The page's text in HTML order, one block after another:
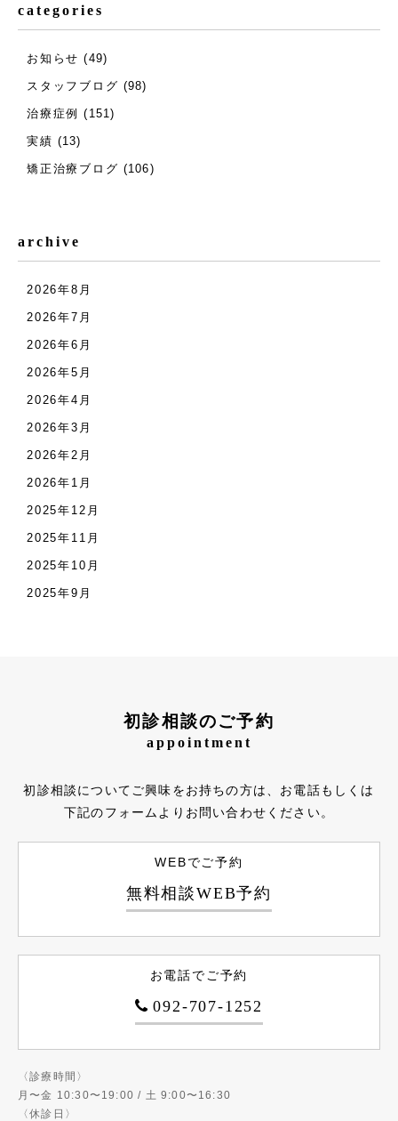
categories
お知らせ (49)
スタッフブログ (98)
治療症例 (151)
実績 (13)
矯正治療ブログ (106)
archive
2026年8月
2026年7月
2026年6月
2026年5月
2026年4月
2026年3月
2026年2月
2026年1月
2025年12月
2025年11月
2025年10月
2025年9月
初診相談のご予約
appointment
初診相談についてご興味をお持ちの方は、お電話もしくは
下記のフォームよりお問い合わせください。
WEBでご予約
無料相談WEB予約
お電話でご予約
092-707-1252
〈診療時間〉
月〜金 10:30〜19:00 / 土 9:00〜16:30
〈休診日〉